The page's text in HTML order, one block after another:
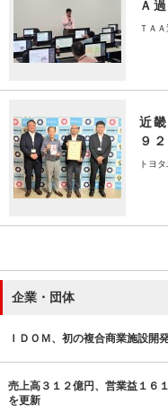
Ａ
ＴＡ
近
９
トヨ
企業・団体
ＩＤＯＭ、初の複合商業施設開
売上高３１２億円、営業益１６
を更新